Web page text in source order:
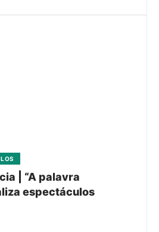
| “A palavra
espectáculos